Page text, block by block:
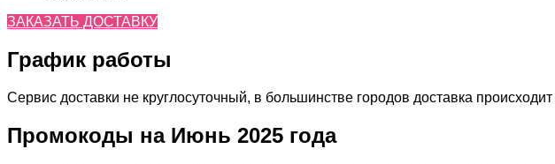
ЗАКАЗАТЬ ДОСТАВКУ
График работы
Сервис доставки не круглосуточный, в большинстве городов доставка
Промокоды на Июнь 2025 года